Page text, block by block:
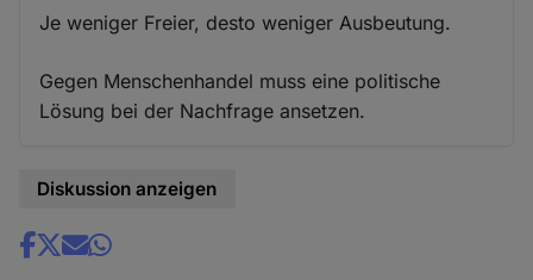
Je weniger Freier, desto weniger Ausbeutung.
Gegen Menschenhandel muss eine politische
Lösung bei der Nachfrage ansetzen.
Diskussion anzeigen
Share